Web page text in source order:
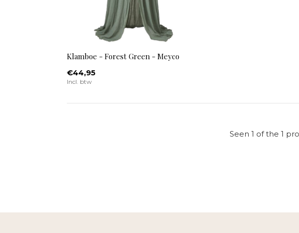
Klamboe - Forest Green - Meyco
€44,95
Incl. btw
Seen 1 of the 1